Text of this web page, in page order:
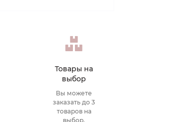
Товары на
выбор
Вы можете
заказать до 3
товаров на
выбор.